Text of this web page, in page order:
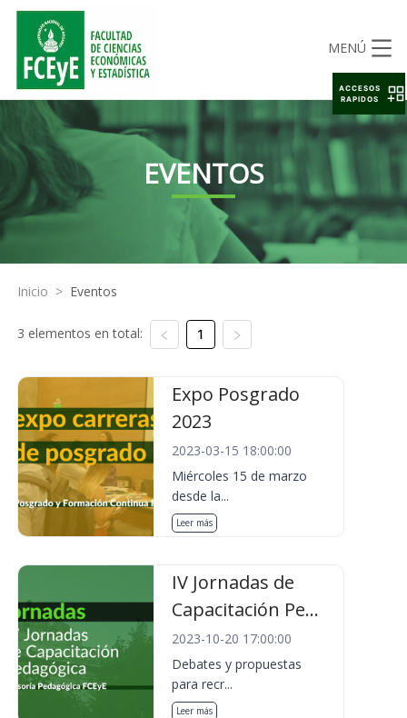
MENÚ
EVENTOS
Inicio > Eventos
3 elementos en total: 1
Expo Posgrado
2023
2023-03-15 18:00:00
Miércoles 15 de marzo
desde la...
Leer más
IV Jornadas de
Capacitación Pe...
2023-10-20 17:00:00
Debates y propuestas
para recr...
Leer más
ACCESOS
RAPIDOS